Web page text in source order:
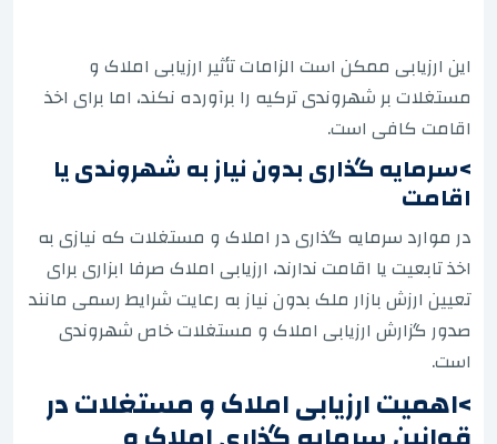
این ارزیابی ممکن است الزامات تأثیر ارزیابی املاک و
مستغلات بر شهروندی ترکیه را برآورده نکند، اما برای اخذ
اقامت کافی است.
>سرمایه گذاری بدون نیاز به شهروندی یا
اقامت
در موارد سرمایه گذاری در املاک و مستغلات که نیازی به
اخذ تابعیت یا اقامت ندارند، ارزیابی املاک صرفا ابزاری برای
تعیین ارزش بازار ملک بدون نیاز به رعایت شرایط رسمی مانند
صدور گزارش ارزیابی املاک و مستغلات خاص شهروندی
است.
>اهمیت ارزیابی املاک و مستغلات در